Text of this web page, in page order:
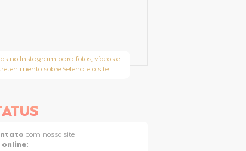
no Instagram para fotos, vídeos e
sobre Selena e o site
com nosso site